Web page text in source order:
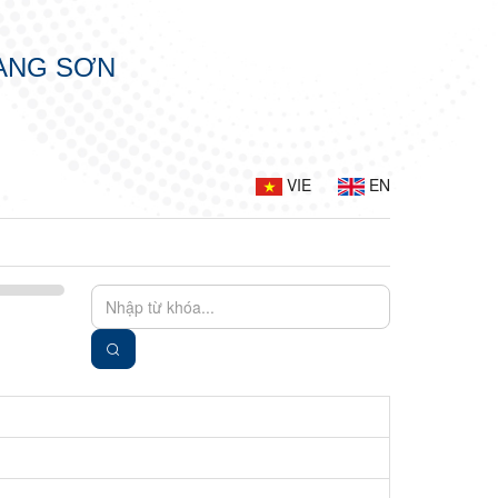
SƠN
VIE EN